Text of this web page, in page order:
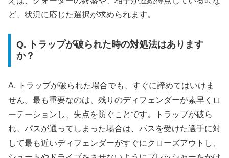
ど、状況に応じた選択が求められます。
Q. トラップが破られた時の対処法はあります
か？
A. トラップが破られた場合でも、すぐに諦めてはいけま
せん。最も重要なのは、残りのディフェンダーが素早くロ
ーテーションし、失点を防ぐことです。トラップが破ら
れ、パスが通ってしまった場合は、パスを受けた選手に対
して最も近いディフェンダーがすぐにクローズアウトし、